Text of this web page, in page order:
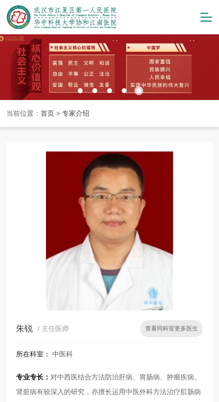
当前位置：首页 >专家介绍
查看同科室更多医生
朱锐 / 主任医师
所在科室：中医科
专业专长：对中西医结合方法防治肝病、胃肠病、肿瘤疾病、
肾脏病有较深入的研究，亦擅长运用中医外科方法治疗肛肠病